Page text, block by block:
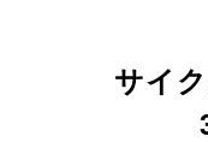
サイ